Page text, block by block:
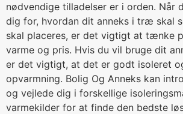
nødvendige tilladelser er i orden. Når
dig for, hvordan dit anneks i træ skal
skal placeres, er det vigtigt at tænke
varme og pris. Hvis du vil bruge dit
er det vigtigt, at det er godt isoleret
opvarmning. Bolig Og Anneks kan
og vejlede dig i forskellige
varmekilder for at finde den bedste